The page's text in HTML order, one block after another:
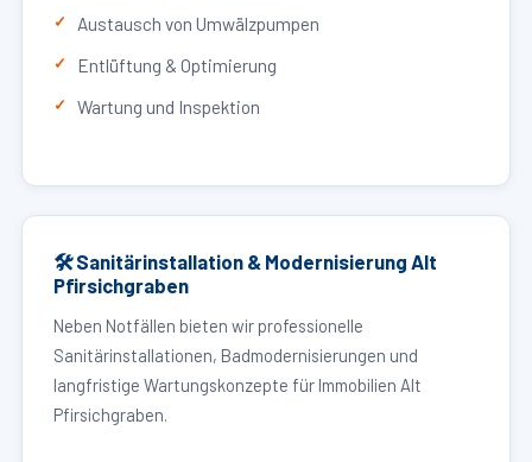
Austausch von Umwälzpumpen
Entlüftung & Optimierung
Wartung und Inspektion
🛠 Sanitärinstallation & Modernisierung Alt
Pfirsichgraben
Neben Notfällen bieten wir professionelle
Sanitärinstallationen, Badmodernisierungen und
langfristige Wartungskonzepte für Immobilien Alt
Pfirsichgraben.